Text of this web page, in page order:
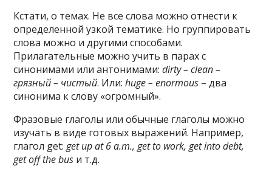
Кстати, о темах. Не все слова можно отнести к
определенной узкой тематике. Но группировать
слова можно и другими способами.
Прилагательные можно учить в парах с
синонимами или антонимами:dirty – clean –
грязный – чистый. Или:huge – enormous – два
синонима к слову «огромный».
Фразовые глаголы или обычные глаголы можно
изучать в виде готовых выражений. Например,
глагол get:get up at 6 a.m., get to work, get into debt,
get off the bus и т.д.